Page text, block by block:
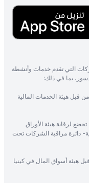
التي تقدم خدمات وأنشطة
بما في ذلك:
قبل هيئة الخدمات المالية
لرقابة هيئة الأوراق
دائرة مراقبة الشركات تحت
هيئة أسواق المال في كينيا